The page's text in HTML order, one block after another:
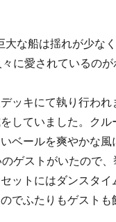
な船は揺れが少な
に愛されているのが
ッキにて執り行わ
していました。ク
ベールを爽やかな
ゲストがいたので
ットにはダンスタ
でふたりもゲストも